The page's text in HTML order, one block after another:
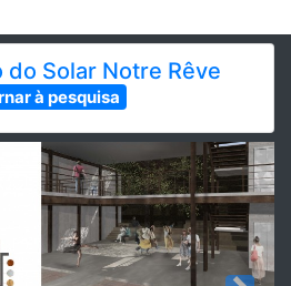
do Solar Notre Rêve
à pesquisa